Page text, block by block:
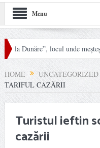
Menu
locul unde meșteșugurile
HOME UNCATEGORIZED
TARIFUL CAZĂRII
Turistul ieftin
cazării